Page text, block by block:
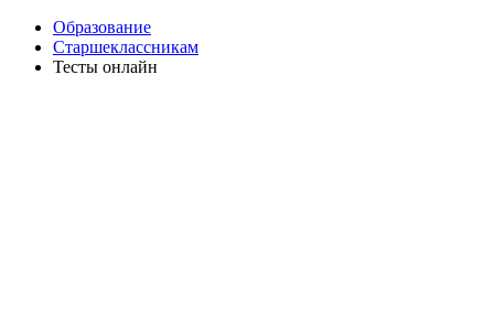
Образование
Старшеклассникам
Тесты онлайн